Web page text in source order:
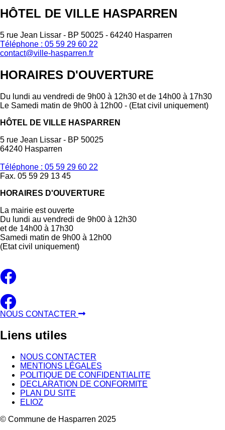
HÔTEL DE VILLE HASPARREN
5 rue Jean Lissar - BP 50025 - 64240 Hasparren
Téléphone : 05 59 29 60 22
contact@ville-hasparren.fr
HORAIRES D'OUVERTURE
Du lundi au vendredi de 9h00 à 12h30 et de 14h00 à 17h30
Le Samedi matin de 9h00 à 12h00 - (Etat civil uniquement)
HÔTEL DE VILLE HASPARREN
5 rue Jean Lissar - BP 50025
64240 Hasparren
Téléphone : 05 59 29 60 22
Fax. 05 59 29 13 45
HORAIRES D'OUVERTURE
La mairie est ouverte
Du lundi au vendredi de 9h00 à 12h30
et de 14h00 à 17h30
Samedi matin de 9h00 à 12h00
(Etat civil uniquement)
NOUS CONTACTER
Liens utiles
NOUS CONTACTER
MENTIONS LÉGALES
POLITIQUE DE CONFIDENTIALITE
DECLARATION DE CONFORMITE
PLAN DU SITE
ELIOZ
© Commune de Hasparren 2025